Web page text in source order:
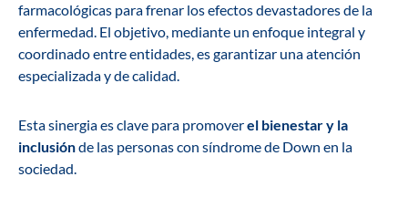
farmacológicas para frenar los efectos devastadores de la
enfermedad. El objetivo, mediante un enfoque integral y
coordinado entre entidades, es garantizar una atención
especializada y de calidad.
Esta sinergia es clave para promoverel bienestar y la
inclusiónde las personas con síndrome de Down en la
sociedad.